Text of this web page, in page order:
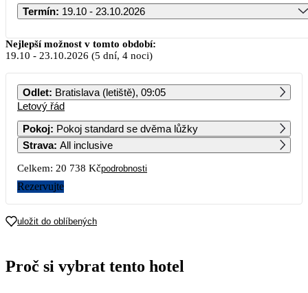
Termín: 19.10 - 23.10.2026
Říjen 2026
PO ÚT ST ČT PÁ SO NE
10 629
5
19
10 369
Nejlepší možnost v tomto období:
19.10 - 23.10.2026 (5 dní, 4 noci)
Odlet: Bratislava (letiště), 09:05
Letový řád
Pokoj: Pokoj standard se dvěma lůžky
Strava: All inclusive
Celkem: 20 738 Kčpodrobnosti
Rezervujte
uložit do oblíbených
Proč si vybrat tento hotel